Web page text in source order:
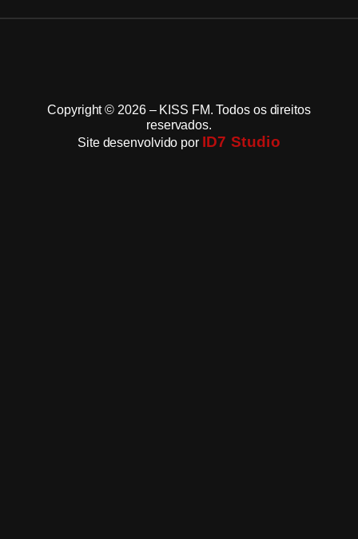
Copyright © 2026 – KISS FM. Todos os direitos
reservados.
Site desenvolvido por ID7 Studio